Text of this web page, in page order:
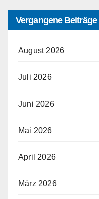
Vergangene Beiträge
August 2026
Juli 2026
Juni 2026
Mai 2026
April 2026
März 2026